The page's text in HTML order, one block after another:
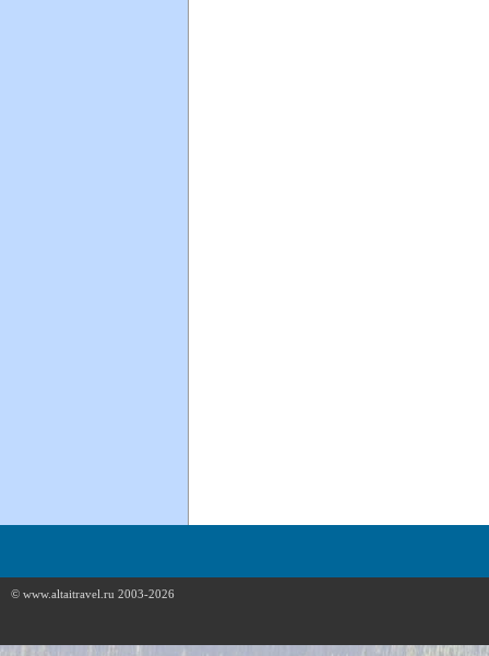
© www.altaitravel.ru 2003-2026